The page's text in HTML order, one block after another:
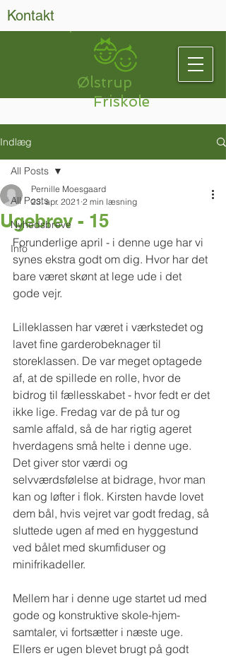
Ølstrup
Friskole
Kontakt
Indlæg
All Posts
Nyhedsbreve
Info
All Posts
Ugebrev - 15
Pernille Moesgaard
23. apr. 2021 2 min læsning
Forunderlige april - i denne uge har vi
synes ekstra godt om dig. Hvor har det
bare været skønt at lege ude i det
gode vejr.
Lilleklassen har været i værkstedet og
lavet fine garderobeknager til
storeklassen. De var meget optagede
af, at de spillede en rolle, hvor de
bidrog til fællesskabet - hvor fedt er det
ikke lige. Fredag var de på tur og
samle affald, så de har rigtig ageret
hverdagens små helte i denne uge.
Det giver stor værdi og
selvværdsfølelse at bidrage, hvor man
kan og løfter i flok. Kirsten havde lovet
dem bål, hvis vejret var godt fredag, så
sluttede ugen af med en hyggestund
ved bålet med skumfiduser og
minifrikadeller.
Mellem har i denne uge startet ud med
gode og konstruktive skole-hjem-
samtaler, vi fortsætter i næste uge.
Ellers er ugen blevet brugt på godt